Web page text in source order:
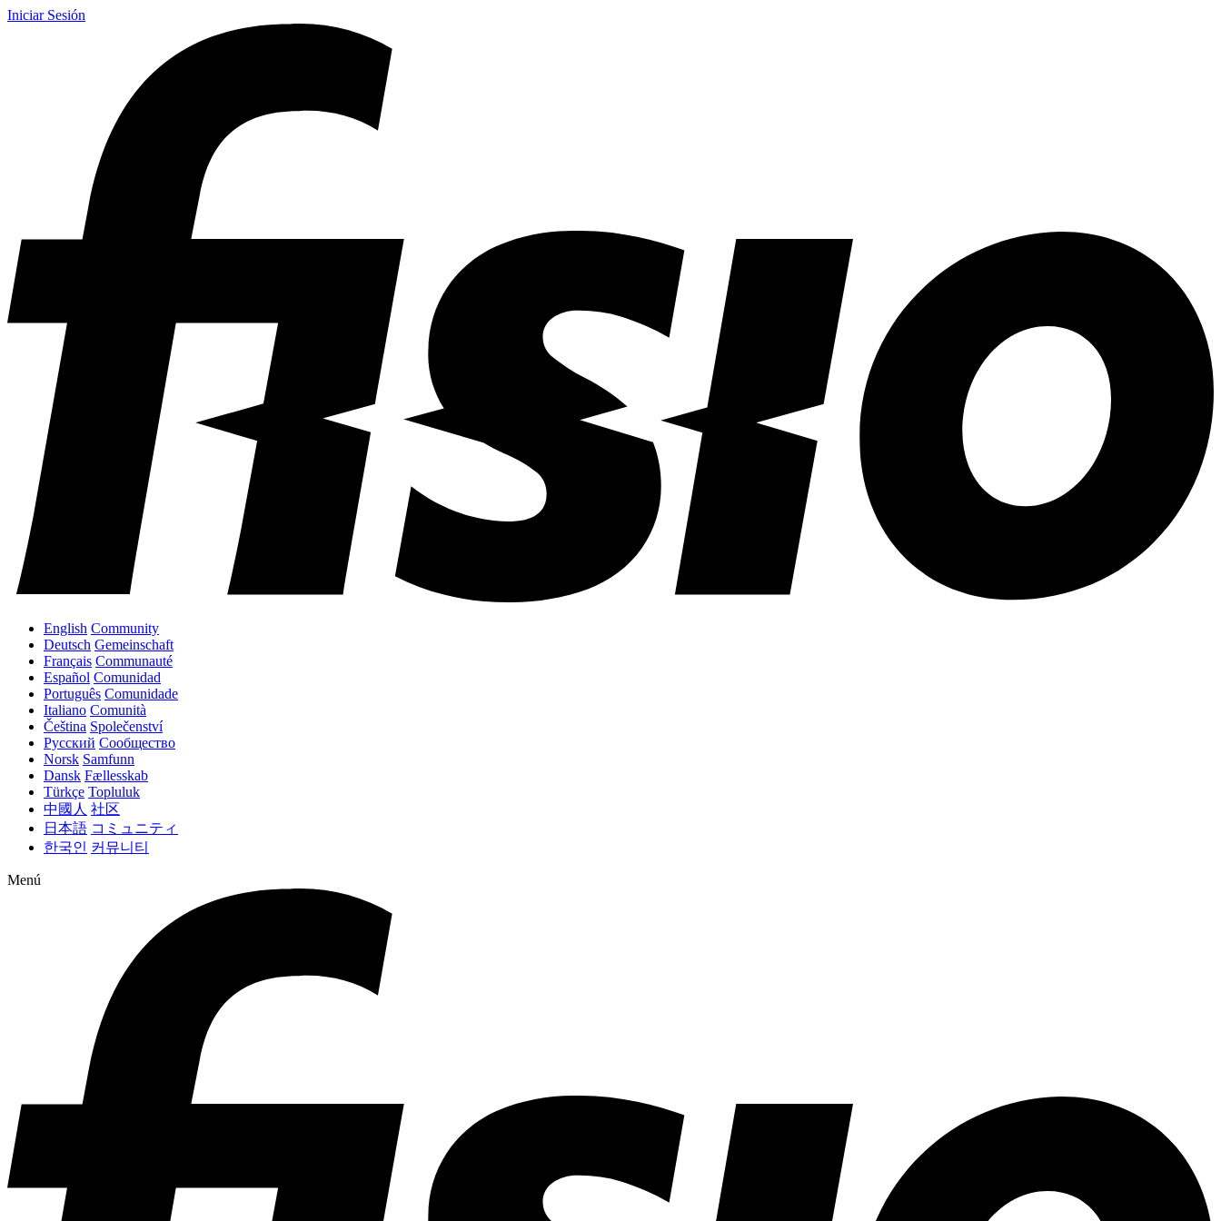
Iniciar Sesión
English Community
Deutsch Gemeinschaft
Français Communauté
Español Comunidad
Português Comunidade
Italiano Comunità
Čeština Společenství
Русский Сообщество
Norsk Samfunn
Dansk Fællesskab
Türkçe Topluluk
中國人 社区
日本語 コミュニティ
한국인 커뮤니티
Menú